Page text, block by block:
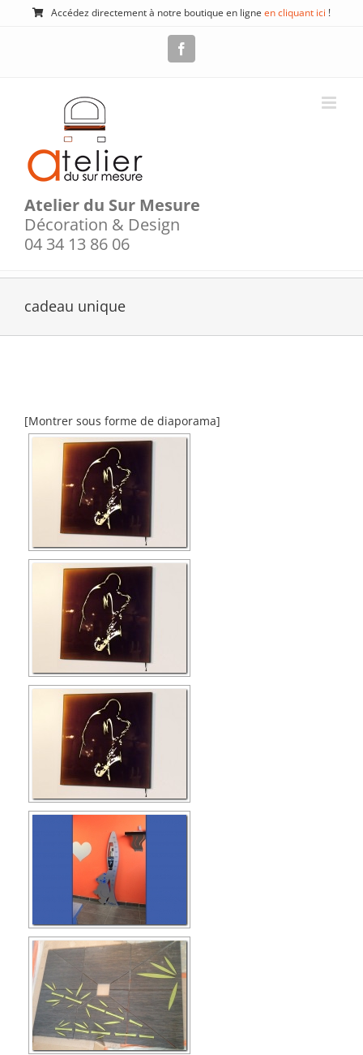
Passer
Accédez directement à notre boutique en ligne en cliquant ici !
Atelier du Sur Mesure
Décoration & Design
04 34 13 86 06
cadeau unique
[Montrer sous forme de diaporama]